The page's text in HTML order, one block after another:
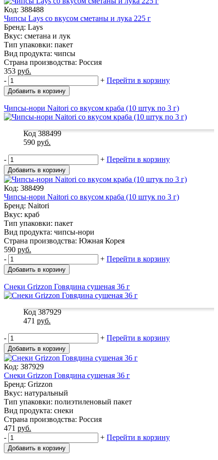
Код: 388488
Чипсы Lays со вкусом сметаны и лука 225 г
Бренд: Lays
Вкус: сметана и лук
Тип упаковки: пакет
Вид продукта: чипсы
Страна производства: Россия
353 руб.
-
+ Перейти в корзину
Добавить в корзину
Чипсы-нори Naitori со вкусом краба (10 штук по 3 г)
Код 388499
590 руб.
- + Перейти в корзину
Добавить в корзину
Код: 388499
Чипсы-нори Naitori со вкусом краба (10 штук по 3 г)
Бренд: Naitori
Вкус: краб
Тип упаковки: пакет
Вид продукта: чипсы-нори
Страна производства: Южная Корея
590 руб.
-
+ Перейти в корзину
Добавить в корзину
Снеки Grizzon Говядина сушеная 36 г
Код 387929
471 руб.
- + Перейти в корзину
Добавить в корзину
Код: 387929
Снеки Grizzon Говядина сушеная 36 г
Бренд: Grizzon
Вкус: натуральный
Тип упаковки: полиэтиленовый пакет
Вид продукта: снеки
Страна производства: Россия
471 руб.
-
+ Перейти в корзину
Добавить в корзину